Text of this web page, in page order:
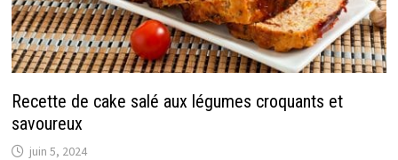
Recette de cake salé aux légumes croquants et
savoureux
juin 5, 2024